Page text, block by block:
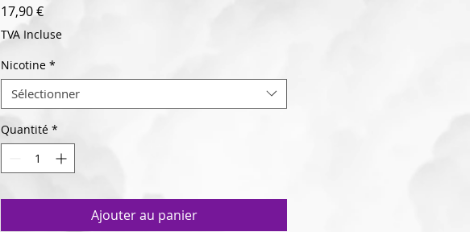
17,90 €Prix
TVA Incluse
Nicotine *
Sélectionner
Quantité *
Ajouter au panier